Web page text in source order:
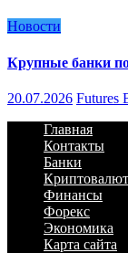
Новости
Крупные банки
20.07.2026 Futures
Главная
Контакты
Банки
Финансы
Форекс
Экономика
Карта сайта